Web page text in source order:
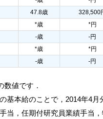
47.8歳 328,500
*歳 *円
-歳 -円
*歳 *円
-歳 -円
数値です．
基本給のことで，2014年4
当，任期付研究員業績手当